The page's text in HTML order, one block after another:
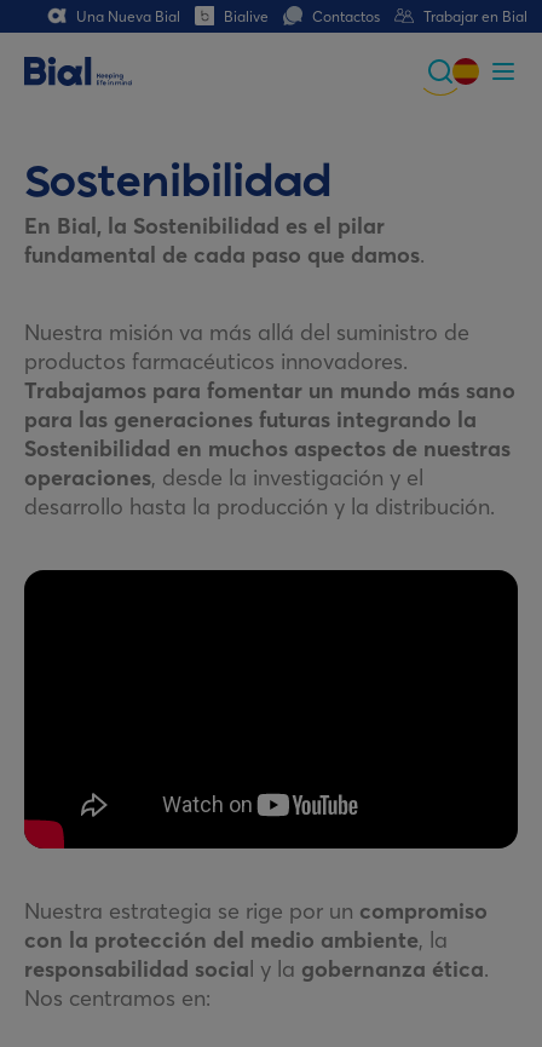
Una Nueva Bial Bialive Contactos Trabajar en Bial
Italian
French (CH)
Sostenibilidad
En Bial, la Sostenibilidad es el pilar
fundamental de cada paso que damos.
Nuestra misión va más allá del suministro de
productos farmacéuticos innovadores.
Trabajamos para fomentar un mundo más sano
para las generaciones futuras integrando la
Sostenibilidad en muchos aspectos de nuestras
operaciones, desde la investigación y el
desarrollo hasta la producción y la distribución.
Nuestra estrategia se rige por un compromiso
con la protección del medio ambiente, la
responsabilidad social y la gobernanza ética.
Nos centramos en: